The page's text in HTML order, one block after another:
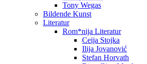
Tony Wegas
Bildende Kunst
Literatur
Rom*nija Literatur
Ceija Stojka
Ilija Jovanović
Stefan Horvath